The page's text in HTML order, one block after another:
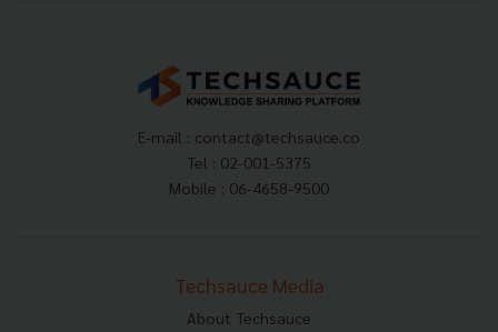
E-mail : contact@techsauce.co
Tel : 02-001-5375
Mobile : 06-4658-9500
Techsauce Media
About Techsauce